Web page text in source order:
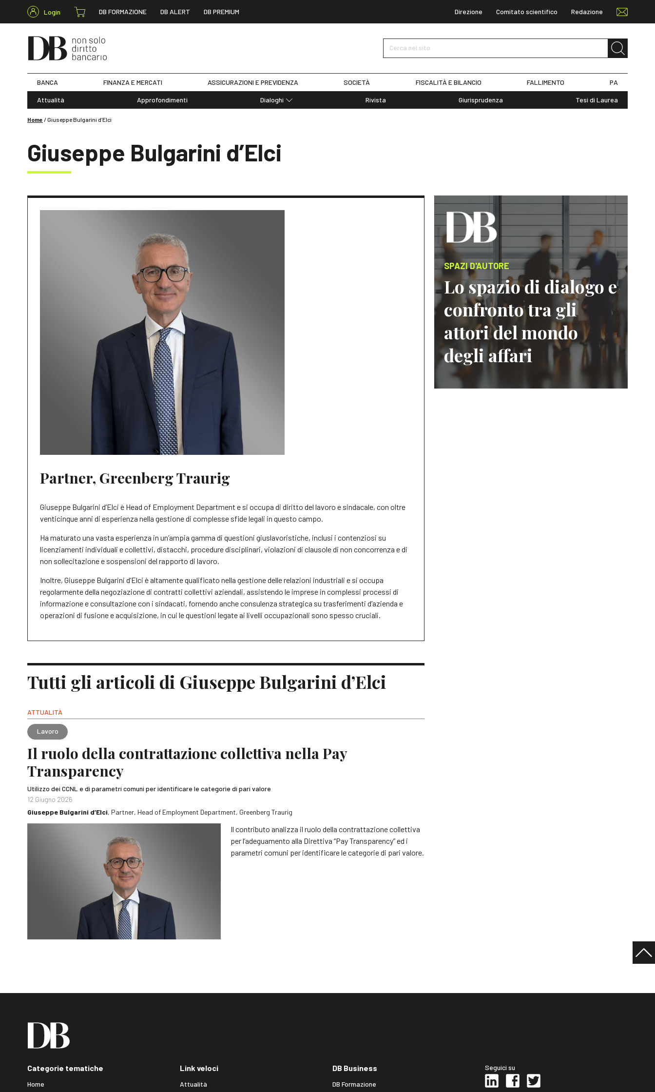
Login DB FORMAZIONE DB ALERT DB PREMIUM Direzione Comitato scientifico Redazione
Cerca nel sito
BANCA FINANZA E MERCATI ASSICURAZIONI E PREVIDENZA SOCIETÀ FISCALITÀ E BILANCIO FALLIMENTO PA
Attualità Approfondimenti
Dialoghi
Note
Rivista Giurisprudenza Tesi di Laurea
Home /Giuseppe Bulgarini d’Elci
Giuseppe Bulgarini d’Elci
Partner, Greenberg Traurig
Giuseppe Bulgarini d’Elci è Head of Employment Department e si occupa di diritto del lavoro e sindacale, con oltre
venticinque anni di esperienza nella gestione di complesse sfide legali in questo campo.
Ha maturato una vasta esperienza in un’ampia gamma di questioni giuslavoristiche, inclusi i contenziosi su
licenziamenti individuali e collettivi, distacchi, procedure disciplinari, violazioni di clausole di non concorrenza e di
non sollecitazione e sospensioni del rapporto di lavoro.
Inoltre, Giuseppe Bulgarini d’Elci è altamente qualificato nella gestione delle relazioni industriali e si occupa
regolarmente della negoziazione di contratti collettivi aziendali, assistendo le imprese in complessi processi di
informazione e consultazione con i sindacati, fornendo anche consulenza strategica su trasferimenti d’azienda e
operazioni di fusione e acquisizione, in cui le questioni legate ai livelli occupazionali sono spesso cruciali.
Tutti gli articoli di Giuseppe Bulgarini d’Elci
ATTUALITÀ
Lavoro
Il ruolo della contrattazione collettiva nella Pay
Transparency
Utilizzo dei CCNL e di parametri comuni per identificare le categorie di pari valore
12 Giugno 2026
Giuseppe Bulgarini d’Elci, Partner, Head of Employment Department, Greenberg Traurig
Il contributo analizza il ruolo della contrattazione collettiva
per l’adeguamento alla Direttiva “Pay Transparency” ed i
parametri comuni per identificare le categorie di pari valore.
SPAZI D'AUTORE
Lo spazio di dialogo e
confronto tra gli
attori del mondo
degli affari
Categorie tematiche
Home
Link veloci
Attualità
DB Business
DB Formazione
Seguici su